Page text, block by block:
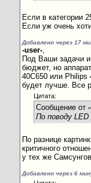
Если в категории
Если уж очень
Добавлено через 17
-user-,
Под Ваши задачи
бюджет, но
40C650 или
будет лучше. Все
Цитата:
Сообщение от
По поводу
По разнице
критичного
у тех же
Добавлено через 6